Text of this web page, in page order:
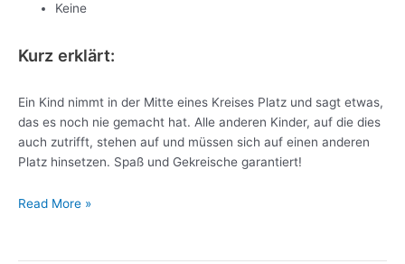
Keine
Kurz erklärt:
Ein Kind nimmt in der Mitte eines Kreises Platz und sagt etwas,
das es noch nie gemacht hat. Alle anderen Kinder, auf die dies
auch zutrifft, stehen auf und müssen sich auf einen anderen
Platz hinsetzen. Spaß und Gekreische garantiert!
Read More »